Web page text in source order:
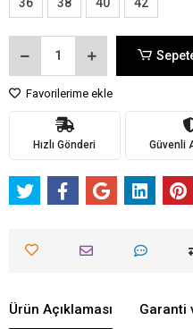
Favorilerime ekle
Hızlı Gönderi Güvenli
Ürün Açıklaması Garanti